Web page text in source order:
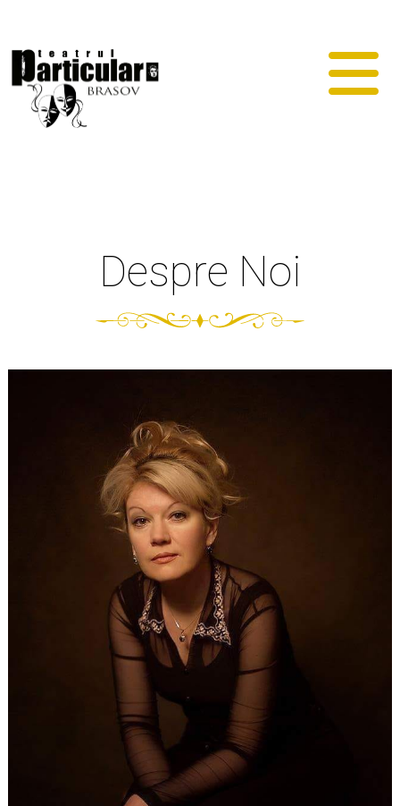
Despre Noi